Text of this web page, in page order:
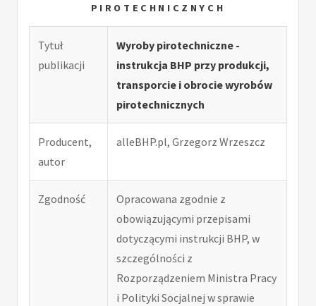
PIROTECHNICZNYCH
Tytuł
publikacji
Wyroby pirotechniczne -
instrukcja BHP przy produkcji,
transporcie i obrocie wyrobów
pirotechnicznych
Producent,
autor
alleBHP.pl, Grzegorz Wrzeszcz
Zgodność
Opracowana zgodnie z
obowiązującymi przepisami
dotyczącymi instrukcji BHP, w
szczególności z
Rozporządzeniem Ministra Pracy
i Polityki Socjalnej w sprawie